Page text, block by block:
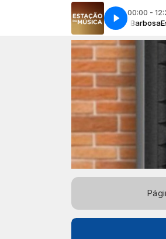
00:00 -
da Música com Rogério Barbosa
60 Segundos - Chinatown 60